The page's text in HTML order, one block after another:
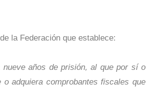
la Federación que establece:
años de prisión, al que por sí o
adquiera comprobantes fiscales que